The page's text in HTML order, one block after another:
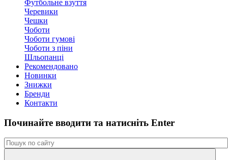
Футбольне взуття
Черевики
Чешки
Чоботи
Чоботи гумові
Чоботи з піни
Шльопанці
Рекомендовано
Новинки
Знижки
Бренди
Контакти
Починайте вводити та натиснiть Enter